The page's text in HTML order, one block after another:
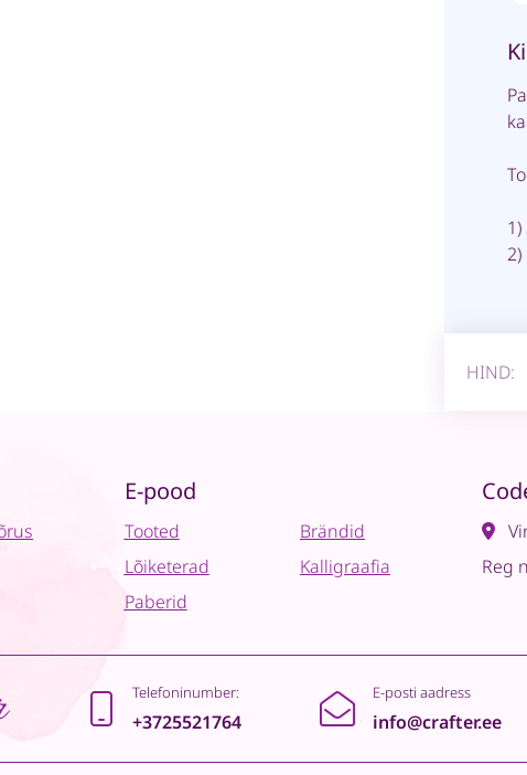
2)
HIND:
E-pood
Tooted
Lõiketerad
Paberid
Brändid
Kalligraafia
Reg
Telefoninumber:
+3725521764
E-posti aadress
info@crafter.ee